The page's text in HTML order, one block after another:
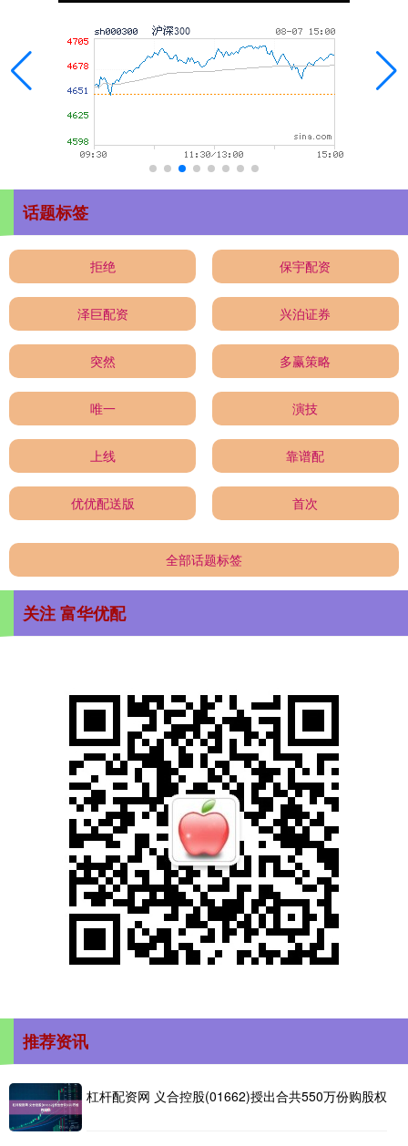
话题标签
拒绝 保宇配资
泽巨配资 兴泊证券
突然 多赢策略
唯一 演技
上线 靠谱配
优优配送版 首次
全部话题标签
关注 富华优配
推荐资讯
杠杆配资网 义合控股(01662)授出合共550万份购股权